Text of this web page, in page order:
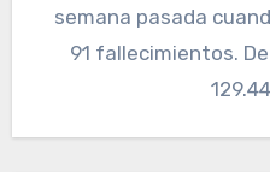
semana pasada
91 fallecimientos.